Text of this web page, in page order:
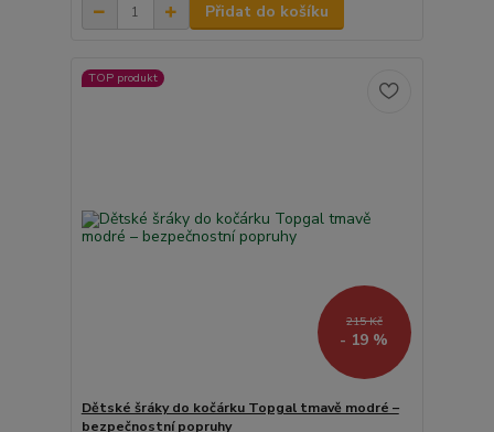
Přidat do košíku
TOP produkt
215 Kč
- 19 %
Dětské šráky do kočárku Topgal tmavě modré –
bezpečnostní popruhy